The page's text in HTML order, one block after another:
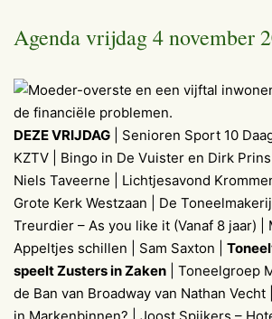
Agenda vrijdag 4 november
DEZE VRIJDAG | Senioren Sport 10
KZTV | Bingo in De Vuister en Dirk
Niels Taveerne | Lichtjesavond
Grote Kerk Westzaan | De
Treurdier – As you like it (Vanaf 8 jaar) |
Appeltjes schillen | Sam Saxton |
speelt Zusters in Zaken | Toneelgroep
de Ban van Broadway van Nathan